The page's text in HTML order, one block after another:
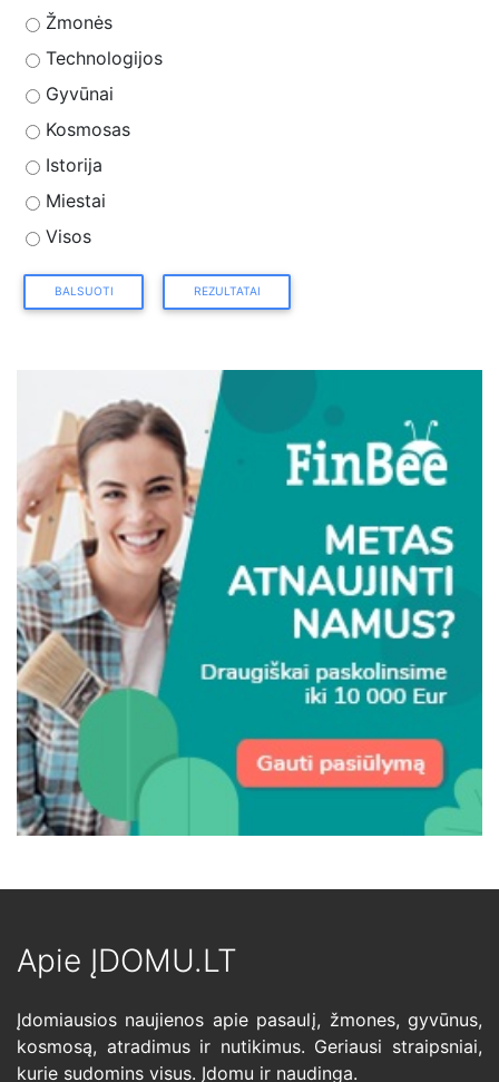
Žmonės
Technologijos
Gyvūnai
Kosmosas
Istorija
Miestai
Visos
BALSUOTI REZULTATAI
Apie ĮDOMU.LT
Įdomiausios naujienos apie pasaulį, žmones, gyvūnus,
kosmosą, atradimus ir nutikimus. Geriausi straipsniai,
kurie sudomins visus. Įdomu ir naudinga.